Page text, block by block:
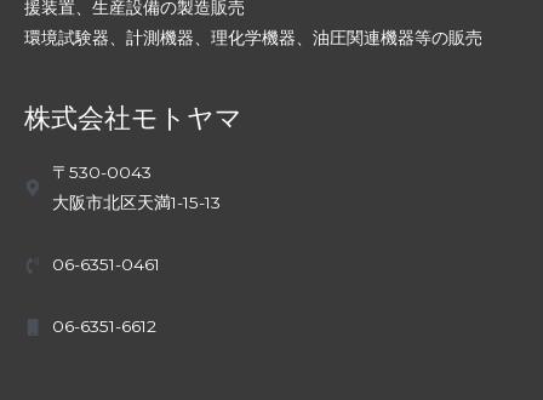
援装置、生産設備の製造販売
環境試験器、計測機器、理化学機器、油圧関連機器等の販売
株式会社モトヤマ
〒530-0043
大阪市北区天満1-15-13
06-6351-0461
06-6351-6612